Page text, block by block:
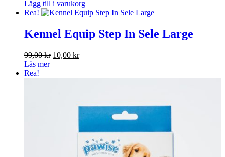
Lägg till i varukorg
Rea!
Kennel Equip Step In Sele Large
99,00kr 10,00 kr
Läs mer
Rea!